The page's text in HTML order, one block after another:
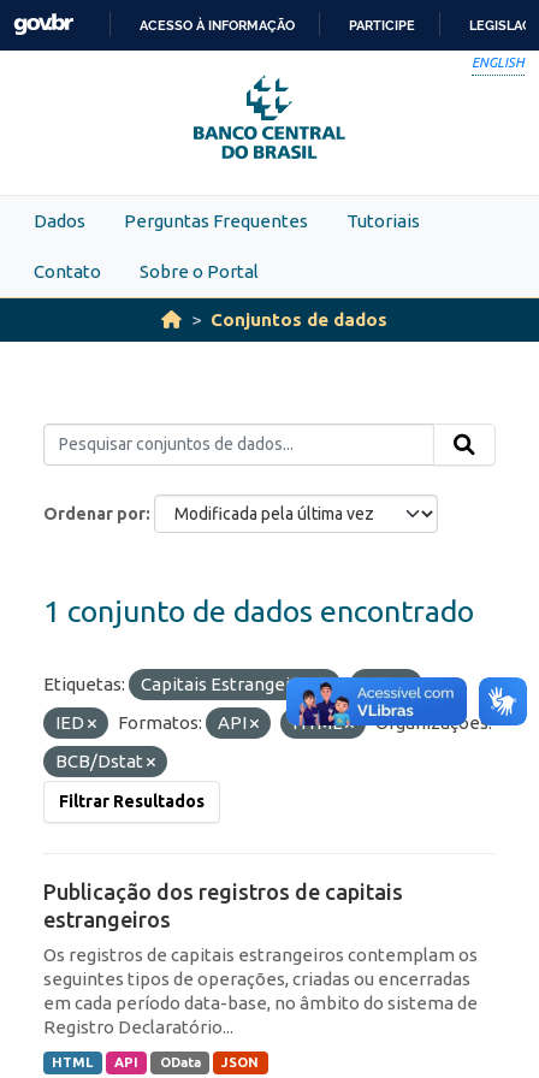
Skip to main content
PARA
O
CONTEÚDO
ACESSO À INFORMAÇÃO PARTICIPE
ENGLISH
Dados Perguntas Frequentes Tutoriais
Contato Sobre o Portal
Conjuntos de dados
Ordenar por
1 conjunto de dados encontrado
Etiquetas: Capitais Estrangeiros
RDE
IED
Formatos: API HTML
Organizações:
BCB/Dstat
Filtrar Resultados
Publicação dos registros de capitais
estrangeiros
Os registros de capitais estrangeiros contemplam os
seguintes tipos de operações, criadas ou encerradas
em cada período data-base, no âmbito do sistema de
Registro Declaratório...
HTML API OData JSON